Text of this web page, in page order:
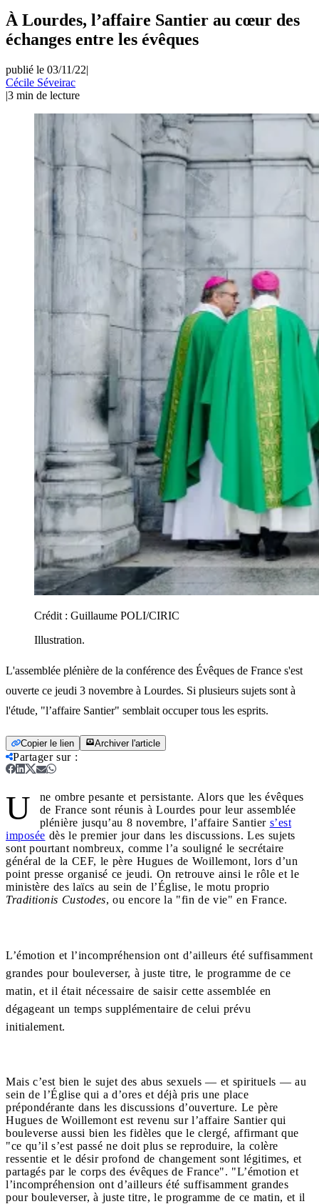
À Lourdes, l’affaire Santier au cœur des
échanges entre les évêques
publié le 03/11/22|
Cécile Séveirac
|3 min de lecture
Crédit : Guillaume POLI/CIRIC
Illustration.
L'assemblée plénière de la conférence des Évêques de France s'est
ouverte ce jeudi 3 novembre à Lourdes. Si plusieurs sujets sont à
l'étude, "l’affaire Santier" semblait occuper tous les esprits.
Copier le lien Archiver l'article
Partager sur:
U
ne ombre pesante et persistante. Alors que les évêques
de France sont réunis à Lourdes pour leur assemblée
plénière jusqu’au 8 novembre, l’affaire Santier s’est
imposée dès le premier jour dans les discussions. Les sujets
sont pourtant nombreux, comme l’a souligné le secrétaire
général de la CEF, le père Hugues de Woillemont, lors d’un
point presse organisé ce jeudi. On retrouve ainsi le rôle et le
ministère des laïcs au sein de l’Église, le motu proprio
Traditionis Custodes, ou encore la "fin de vie" en France.
L’émotion et l’incompréhension ont d’ailleurs été suffisamment
grandes pour bouleverser, à juste titre, le programme de ce
matin, et il était nécessaire de saisir cette assemblée en
dégageant un temps supplémentaire de celui prévu
initialement.
Mais c’est bien le sujet des abus sexuels — et spirituels — au
sein de l’Église qui a d’ores et déjà pris une place
prépondérante dans les discussions d’ouverture. Le père
Hugues de Woillemont est revenu sur l’affaire Santier qui
bouleverse aussi bien les fidèles que le clergé, affirmant que
"ce qu’il s’est passé ne doit plus se reproduire, la colère
ressentie et le désir profond de changement sont légitimes, et
partagés par le corps des évêques de France". "L’émotion et
l’incompréhension ont d’ailleurs été suffisamment grandes
pour bouleverser, à juste titre, le programme de ce matin, et il